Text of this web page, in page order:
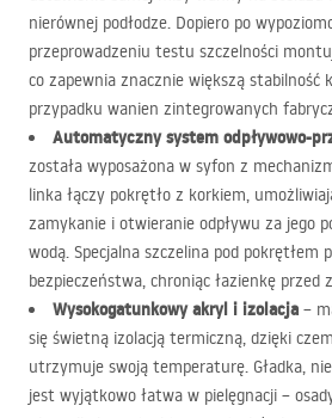
nierównej podłodze. Dopiero po
przeprowadzeniu testu szczelności
co zapewnia znacznie większą stabilność
przypadku wanien zintegrowanych
Automatyczny system odpływowo-
została wyposażona w syfon z
linka łączy pokrętło z korkiem,
zamykanie i otwieranie odpływu za jego
wodą. Specjalna szczelina pod pokrętłem
bezpieczeństwa, chroniąc łazienkę przed
Wysokogatunkowy akryl i izolacja –
się świetną izolacją termiczną, dzięki
utrzymuje swoją temperaturę. Gładka,
jest wyjątkowo łatwa w pielęgnacji –